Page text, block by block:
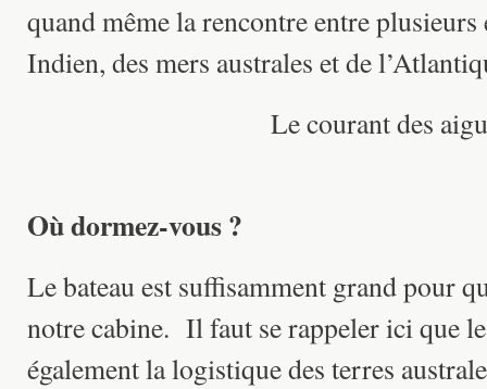
quand même la rencontre entre plusieurs
Indien, des mers australes et de
Le courant des
Où dormez-vous ?
Le bateau est suffisamment grand pour
notre cabine. Il faut se rappeler ici que
également la logistique des terres